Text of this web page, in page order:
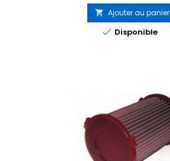
 Ajouter au panier
 Disponible